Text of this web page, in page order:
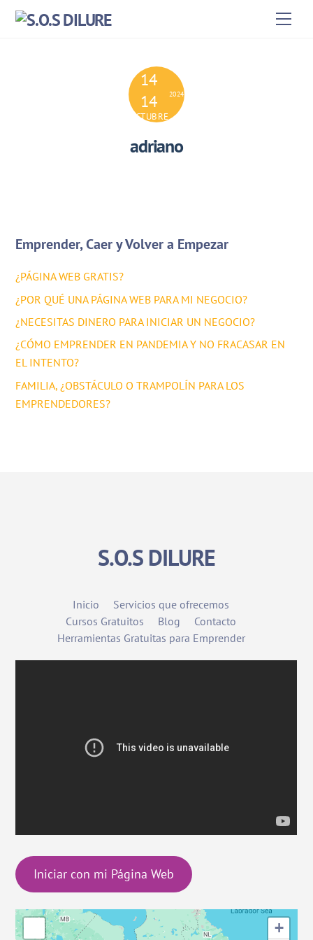
Skip
14
14
OCTUBRE
2024
adriano
Emprender, Caer y Volver a Empezar
¿PÁGINA WEB GRATIS?
¿POR QUÉ UNA PÁGINA WEB PARA MI NEGOCIO?
¿NECESITAS DINERO PARA INICIAR UN NEGOCIO?
¿CÓMO EMPRENDER EN PANDEMIA Y NO FRACASAR EN
EL INTENTO?
FAMILIA, ¿OBSTÁCULO O TRAMPOLÍN PARA LOS
EMPRENDEDORES?
S.O.S DILURE
Inicio
Servicios que ofrecemos
Cursos Gratuitos
Blog
Contacto
Herramientas Gratuitas para Emprender
Iniciar con mi Página Web
+